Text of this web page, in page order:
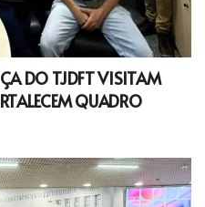
DO TJDFT VISITAM
QUADRO